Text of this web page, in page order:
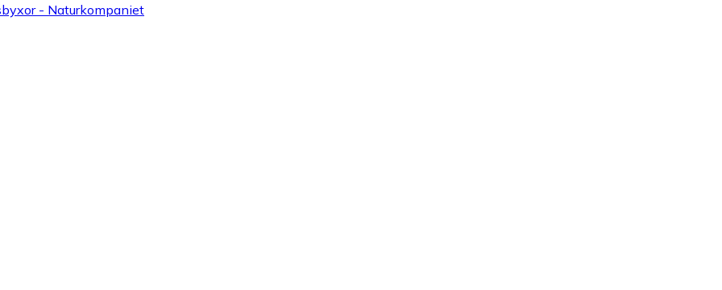
- Naturkompaniet